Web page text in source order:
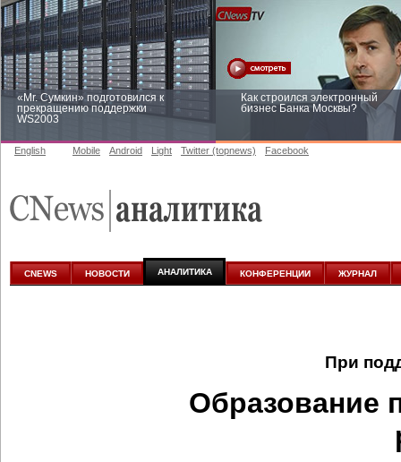
«Mr. Сумкин» подготовился к
прекращению поддержки
WS2003
Как строился электронный
бизнес Банка Москвы?
аналитике
English Mobile Android Light Twitter (topnews) Facebook
CNEWS НОВОСТИ АНАЛИТИКА КОНФЕРЕНЦИИ ЖУРНАЛ
При
Образование